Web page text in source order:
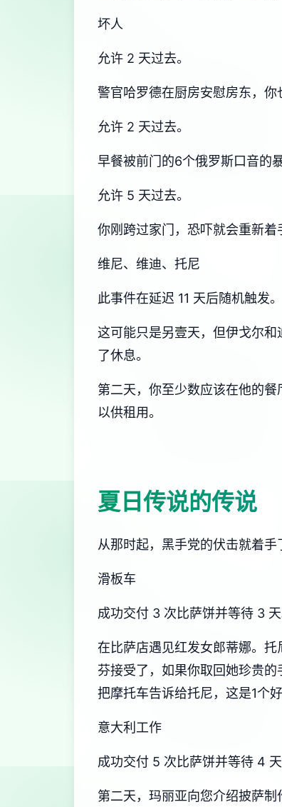
坏人
允许 2 天过去。
警官哈罗德在厨房安慰房东，你
允许 2 天过去。
早餐被前门的6个俄罗斯口音的
允许 5 天过去。
你刚跨过家门，恐吓就会重新着
维尼、维迪、托尼
此事件在延迟 11 天后随机触发。
这可能只是另壹天，但伊戈尔
了休息。
第二天，你至少数应该在他的
以供租用。
夏日传说的传说
从那时起，黑手党的伏击就着手
滑板车
成功交付 3 次比萨饼并等待 3 天
在比萨店遇见红发女郎蒂娜。
芬接受了，如果你取回她珍贵的
把摩托车告诉给托尼，这是1个好
意大利工作
成功交付 5 次比萨饼并等待 4 天
第二天，玛丽亚向您介绍披萨制